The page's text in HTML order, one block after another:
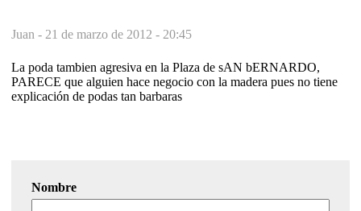
Juan - 21 de marzo de 2012 - 20:45
La poda tambien agresiva en la Plaza de sAN bERNARDO,
PARECE que alguien hace negocio con la madera pues no tiene
explicación de podas tan barbaras
Nombre